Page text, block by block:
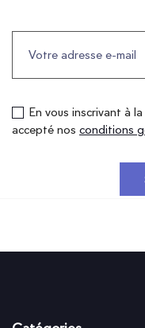
En vous inscrivant à
accepté nos conditions